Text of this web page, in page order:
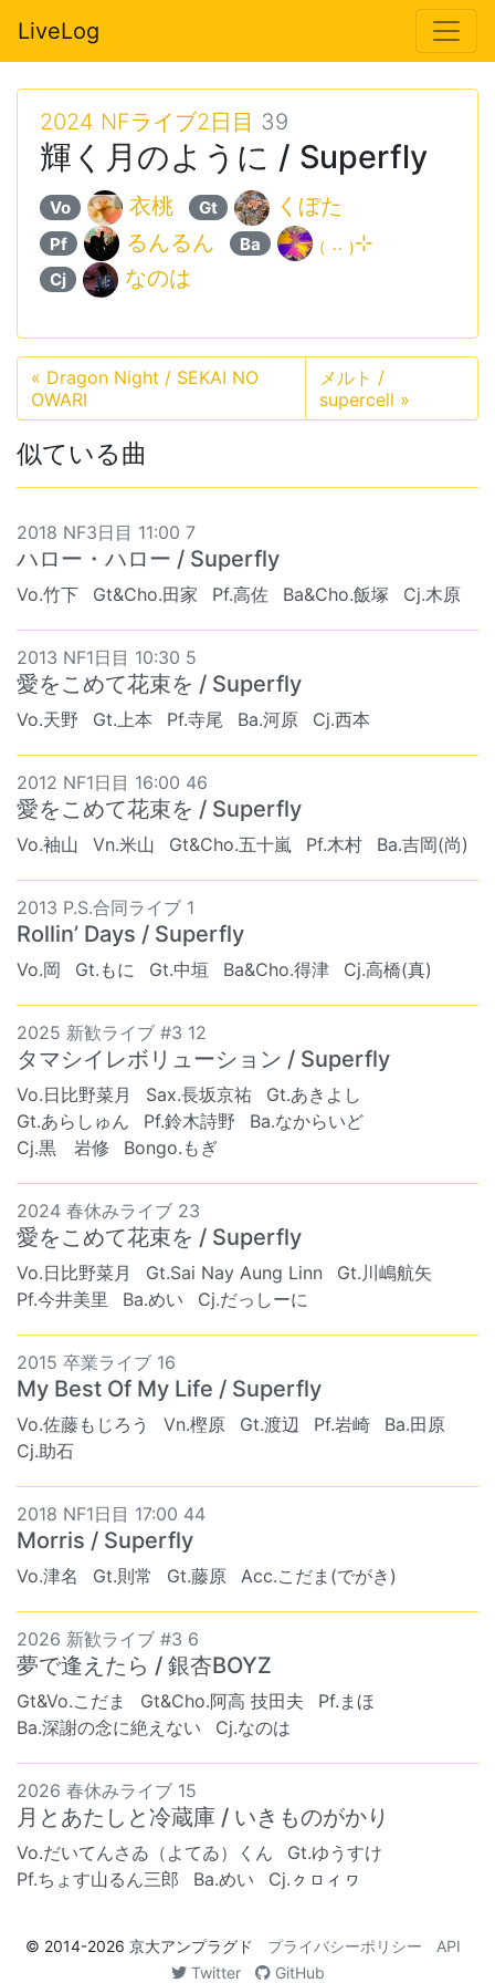
LiveLog
2024 NFライブ2日目 39
輝く月のように / Superfly
Vo 衣桃 Gt くぼた
Pf るんるん Ba ₍ .. ₎⊹
Cj なのは
« Dragon Night / SEKAI NO
OWARI
メルト /
supercell »
似ている曲
2018 NF3日目 11:00 7
ハロー・ハロー / Superfly
Vo.竹下 Gt&Cho.田家 Pf.高佐 Ba&Cho.飯塚 Cj.木原
2013 NF1日目 10:30 5
愛をこめて花束を / Superfly
Vo.天野 Gt.上本 Pf.寺尾 Ba.河原 Cj.西本
2012 NF1日目 16:00 46
愛をこめて花束を / Superfly
Vo.袖山 Vn.米山 Gt&Cho.五十嵐 Pf.木村 Ba.吉岡(尚)
2013 P.S.合同ライブ 1
Rollin’ Days / Superfly
Vo.岡 Gt.もに Gt.中垣 Ba&Cho.得津 Cj.高橋(真)
2025 新歓ライブ #3 12
タマシイレボリューション / Superfly
Vo.日比野菜月 Sax.長坂京祐
Gt.あきよし
Gt.あらしゅん
Pf.鈴木詩野
Ba.なからいど
Cj.黒 岩修
Bongo.もぎ
2024 春休みライブ 23
愛をこめて花束を / Superfly
Vo.日比野菜月 Gt.Sai Nay Aung Linn
Gt.川嶋航矢
Pf.今井美里
Ba.めい Cj.だっしーに
2015 卒業ライブ 16
My Best Of My Life / Superfly
Vo.佐藤もじろう Vn.樫原 Gt.渡辺 Pf.岩崎
Ba.田原
Cj.助石
2018 NF1日目 17:00 44
Morris / Superfly
Vo.津名 Gt.則常 Gt.藤原 Acc.こだま(でがき)
2026 新歓ライブ #3 6
夢で逢えたら / 銀杏BOYZ
Gt&Vo.こだま Gt&Cho.阿高 技田夫
Pf.まほ
Ba.深謝の念に絶えない
Cj.なのは
2026 春休みライブ 15
月とあたしと冷蔵庫 / いきものがかり
Vo.だいてんさゐ（よてゐ）くん
Gt.ゆうすけ
Pf.ちょす山るん三郎
Ba.めい Cj.ㇰㇿィヮ
© 2014-2026 京大アンプラグド プライバシーポリシー
API
Twitter
GitHub